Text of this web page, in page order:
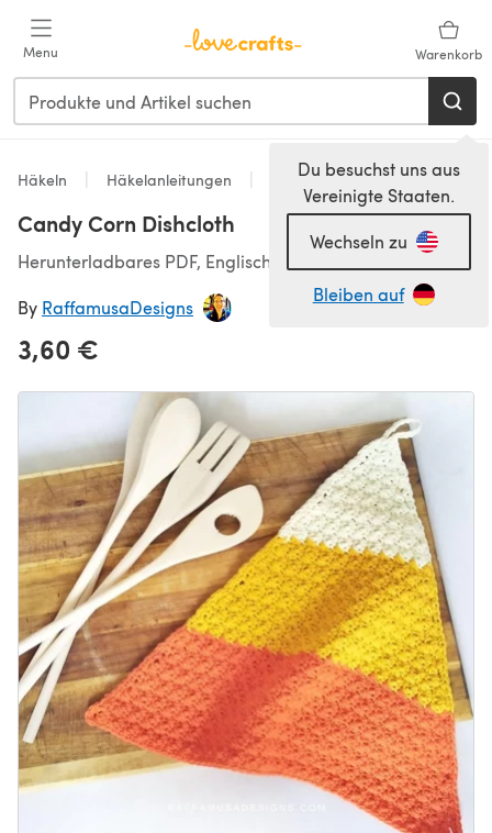
Menu Warenkorb
Du besuchst uns aus
Vereinigte Staaten.
Wechseln zu
Bleiben auf
Häkeln Häkelanleitungen Homeware
Candy Corn Dishcloth
Herunterladbares PDF, Englisch
By RaffamusaDesigns
3,60 €